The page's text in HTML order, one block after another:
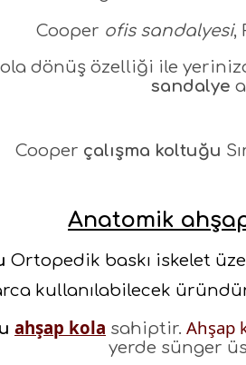
Cooper ofis sandalyesi,
dönüş özelliği ile
sandalye
Cooper çalışma koltuğu
Anatomik
Ortopedik baskı iskelet
kullanılabilecek
ahşap kola sahiptir. Ahşap
yerde sünger